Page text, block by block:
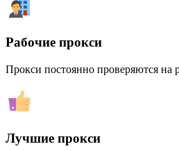
Рабочие прокси
Прокси постоянно проверяются на
Лучшие прокси